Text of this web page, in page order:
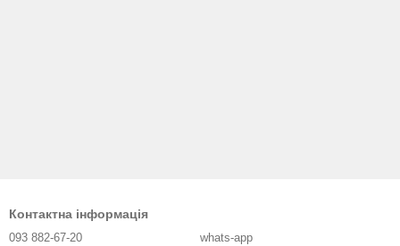
Контактна інформація
093 882-67-20 whats-app